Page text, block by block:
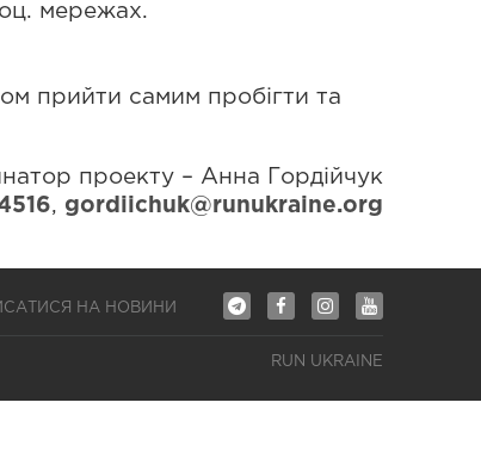
мережах.
прийти самим пробігти та
проекту – Анна Гордійчук
, gordiichuk@runukraine.org
НА НОВИНИ
RUN UKRAINE